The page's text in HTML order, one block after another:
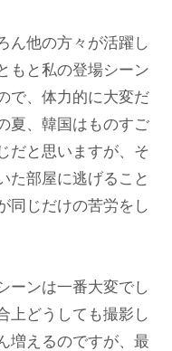
ん他の方々が活躍し
もと私の登場シーン
で、体力的に大変だ
夏、韓国はものすご
だと思いますが、そ
た部屋に逃げること
同じだけの苦労をし
ーンは一番大変でし
上どうしても撮影し
増えるのですが、最